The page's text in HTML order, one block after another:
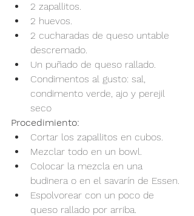
2 zapallitos.
2 huevos.
2 cucharadas de queso untable
descremado.
Un puñado de queso rallado.
Condimentos al gusto: sal,
condimento verde, ajo y perejil
seco
Procedimiento:
Cortar los zapallitos en cubos.
Mezclar todo en un bowl.
Colocar la mezcla en una
budinera o en el savarín de Essen.
Espolvorear con un poco de
queso rallado por arriba.